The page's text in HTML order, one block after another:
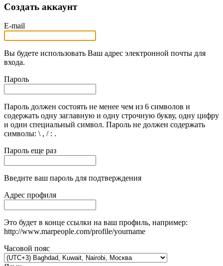
Создать аккаунт
E-mail
Вы будете использовать Ваш адрес электронной почты для
входа.
Пароль
Пароль должен состоять не менее чем из 6 символов и
содержать одну заглавную и одну строчную букву, одну цифру
и один специальный символ. Пароль не должен содержать
символы: \ , / : .
Пароль еще раз
Введите ваш пароль для подтверждения
Адрес профиля
Это будет в конце ссылки на ваш профиль, например:
http://www.marpeople.com/profile/yourname
Часовой пояс